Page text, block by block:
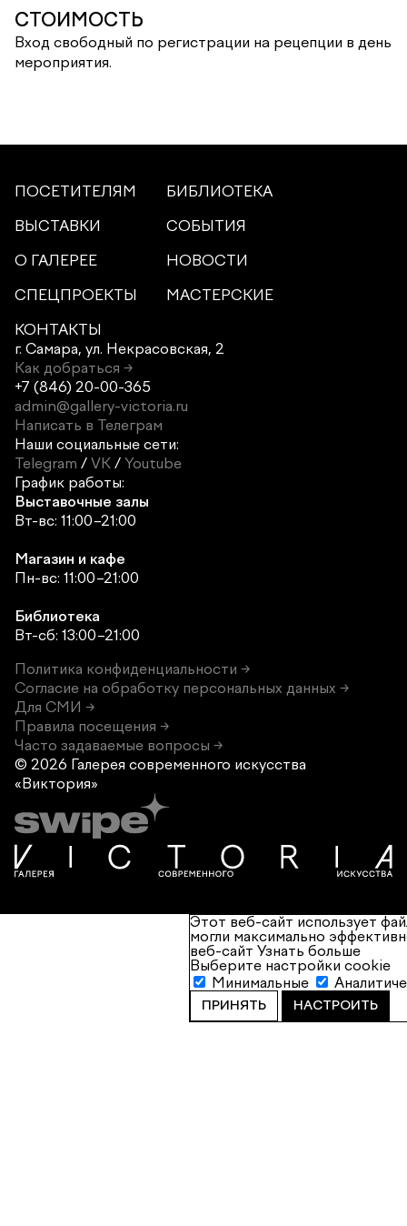
СТОИМОСТЬ
Вход свободный по регистрации на рецепции в день
мероприятия.
ПОСЕТИТЕЛЯМ
БИБЛИОТЕКА
ВЫСТАВКИ
СОБЫТИЯ
О ГАЛЕРЕЕ
НОВОСТИ
СПЕЦПРОЕКТЫ
МАСТЕРСКИЕ
КОНТАКТЫ
г. Самара, ул. Некрасовская, 2
Как добраться →
+7 (846) 20-00-365
admin@gallery-victoria.ru
Написать в Телеграм
Наши социальные сети:
Telegram / VK / Youtube
График работы:
Выставочные залы
Вт-вс: 11:00–21:00
Магазин и кафе
Пн-вс: 11:00–21:00
Библиотека
Вт-сб: 13:00–21:00
Политика конфиденциальности →
Согласие на обработку персональных данных →
Для СМИ →
Правила посещения →
Часто задаваемые вопросы →
© 2026 Галерея современного искусства
«Виктория»
Этот веб-сайт использует
могли максимально
веб-сайт Узнать больше
Выберите настройки cookie
Минимальные
ПРИНЯТЬ НАСТРОИТЬ